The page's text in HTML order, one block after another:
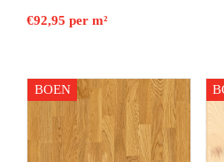
€92,95 per m²
BOEN